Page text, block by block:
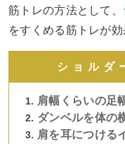
筋トレの方法として、
をすくめる筋トレが効
ショルダ
肩幅くらいの足
ダンベルを体の
肩を耳につける